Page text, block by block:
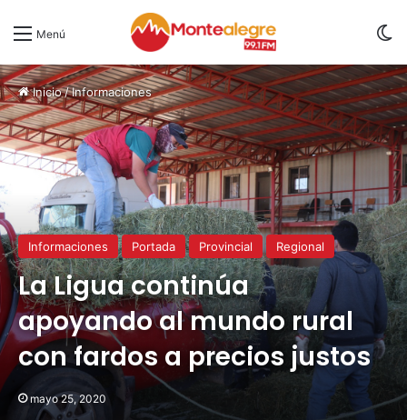
Menú
Inicio/Informaciones
Informaciones Portada Provincial Regional
La Ligua continúa
apoyando al mundo rural
con fardos a precios justos
mayo 25, 2020